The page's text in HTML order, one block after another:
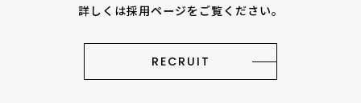
詳しくは採用ページをご覧ください。
RECRUIT